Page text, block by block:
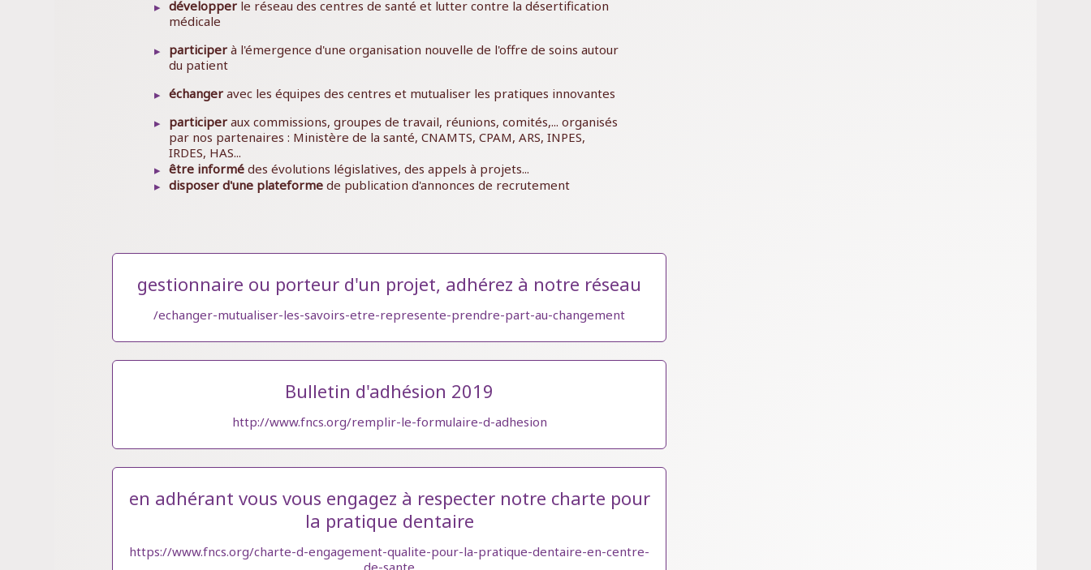
développer le réseau des centres de santé et lutter contre la désertification
médicale
participer à l'émergence d'une organisation nouvelle de l'offre de soins autour
du patient
échanger avec les équipes des centres et mutualiser les pratiques innovantes
participer aux commissions, groupes de travail, réunions, comités,... organisés
par nos partenaires : Ministère de la santé, CNAMTS, CPAM, ARS, INPES,
IRDES, HAS...
être informé des évolutions législatives, des appels à projets...
disposer d'une plateforme de publication d'annonces de recrutement
gestionnaire ou porteur d'un projet, adhérez à notre réseau
/echanger-mutualiser-les-savoirs-etre-represente-prendre-part-au-changement
Bulletin d'adhésion 2019
http://www.fncs.org/remplir-le-formulaire-d-adhesion
en adhérant vous vous engagez à respecter notre charte pour
la pratique dentaire
https://www.fncs.org/charte-d-engagement-qualite-pour-la-pratique-dentaire-en-centre-
de-sante